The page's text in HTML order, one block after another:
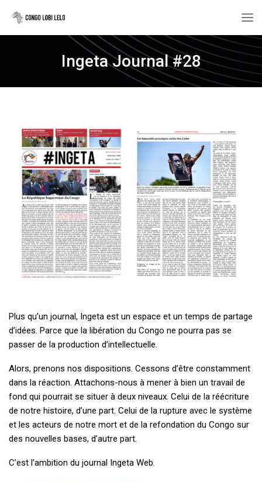
Ingeta Journal #28
Plus qu’un journal, Ingeta est un espace et un temps de partage
d’idées. Parce que la libération du Congo ne pourra pas se
passer de la production d’intellectuelle.
Alors, prenons nos dispositions. Cessons d’être constamment
dans la réaction. Attachons-nous à mener à bien un travail de
fond qui pourrait se situer à deux niveaux. Celui de la réécriture
de notre histoire, d’une part. Celui de la rupture avec le système
et les acteurs de notre mort et de la refondation du Congo sur
des nouvelles bases, d’autre part.
C’est l’ambition du journal Ingeta Web.